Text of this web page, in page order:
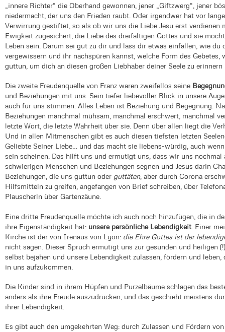
„innere Richter“ die Oberhand gewonnen, jener „Giftzwerg“, jener
niedermacht, der uns den Frieden raubt. Oder irgendwer hat vor
Verwirrung gestiftet, so als ob wir uns die Liebe Jesu erst
Ewigkeit zugesichert, die Liebe des dreifaltigen Gottes und sie
Leben sein. Darum sei gut zu dir und lass dir etwas einfallen, wie
vergewissern und ihr nachspüren kannst, welche Form des
guttun, um dich an diesen großen Liebhaber deiner Seele zu
Die zweite Freudenquelle von Franz waren zweifellos seine
und Beziehungen mit uns. Sein tiefer liebevoller Blick in unsere
auch für uns stimmen. Alles Leben ist Beziehung und Begegnung.
Beziehungen manchmal mühsam, manchmal erschwert, manchmal
letzte Wort, die letzte Wahrheit über sie. Denn über allen liegt die
Und in allen Mitmenschen gibt es auch diesen tiefsten letzten
Geliebte Seiner Liebe… und das macht sie liebens-würdig, auch
sein scheinen. Das hilft uns und ermutigt uns, dass wir uns
schwierigen Menschen und Beziehungen segnen und Jesus darin
Beziehungen, die uns guttun oder guttäten, aber durch Corona
Hilfsmitteln zu greifen, angefangen von Brief schreiben, über
Plauscherln über Gartenzäune.
Eine dritte Freudenquelle möchte ich auch noch hinzufügen, die in
ihre Eigenständigkeit hat: unsere persönliche Lebendigkeit . Einer
Kirche ist der von Irenäus von Lyon: die Ehre Gottes ist der
nicht sagen. Dieser Spruch ermutigt uns zur gesunden und heiligen
selbst bejahen und unsere Lebendigkeit zulassen, fördern und
in uns aufzukommen.
Die Kinder sind in ihrem Hüpfen und Purzelbäume schlagen das
anders als ihre Freude auszudrücken, und das geschieht meistens
ihrer Lebendigkeit.
Es gibt auch den umgekehrten Weg: durch Zulassen und Fördern